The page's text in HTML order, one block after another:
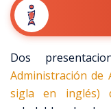
Dos
Administración de
sigla en inglés)